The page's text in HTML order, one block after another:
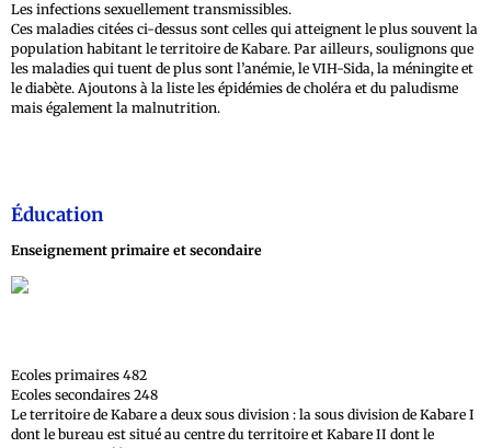
Les infections sexuellement transmissibles.
Ces maladies citées ci-dessus sont celles qui atteignent le plus souvent la
population habitant le territoire de Kabare. Par ailleurs, soulignons que
les maladies qui tuent de plus sont l’anémie, le VIH-Sida, la méningite et
le diabète. Ajoutons à la liste les épidémies de choléra et du paludisme
mais également la malnutrition.
Éducation
Enseignement primaire et secondaire
Ecoles primaires 482
Ecoles secondaires 248
Le territoire de Kabare a deux sous division : la sous division de Kabare I
dont le bureau est situé au centre du territoire et Kabare II dont le